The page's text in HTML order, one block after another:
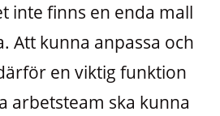
inte finns en enda mall
Att kunna anpassa och
en viktig funktion
arbetsteam ska kunna